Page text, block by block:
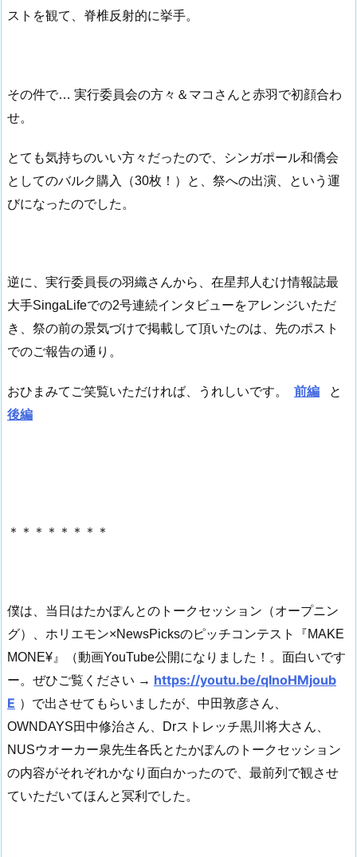
ストを観て、脊椎反射的に挙手。
その件で… 実行委員会の方々＆マコさんと赤羽で初顔合わ
せ。
とても気持ちのいい方々だったので、シンガポール和僑会
としてのバルク購入（30枚！）と、祭への出演、という運
びになったのでした。
逆に、実行委員長の羽織さんから、在星邦人むけ情報誌最
大手SingaLifeでの2号連続インタビューをアレンジいただ
き、祭の前の景気づけで掲載して頂いたのは、先のポスト
でのご報告の通り。
おひまみてご笑覧いただければ、うれしいです。 前編 と
後編
＊＊＊＊＊＊＊＊
僕は、当日はたかぽんとのトークセッション（オープニン
グ）、ホリエモン×NewsPicksのピッチコンテスト『MAKE
MONE¥』（動画YouTube公開になりました！。面白いです
ー。ぜひご覧ください → https://youtu.be/qInoHMjoub
E ）で出させてもらいましたが、中田敦彦さん、
OWNDAYS田中修治さん、Drストレッチ黒川将大さん、
NUSウオーカー泉先生各氏とたかぽんのトークセッション
の内容がそれぞれかなり面白かったので、最前列で観させ
ていただいてほんと冥利でした。